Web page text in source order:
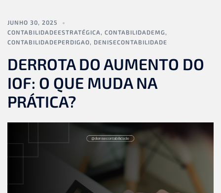
JUNHO 30, 2025
CONTABILIDADEESTRATÉGICA , CONTABILIDADEMG ,
CONTABILIDADEPERDIGAO, DENISECONTABILIDADE
DERROTA DO AUMENTO DO
IOF: O QUE MUDA NA
PRÁTICA?